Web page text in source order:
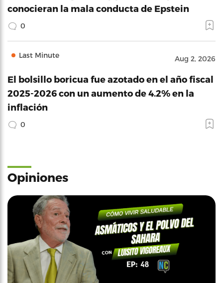
conocieran la mala conducta de Epstein
0
Last Minute Aug 2, 2026
El bolsillo boricua fue azotado en el año fiscal
2025-2026 con un aumento de 4.2% en la
inflación
0
Opiniones